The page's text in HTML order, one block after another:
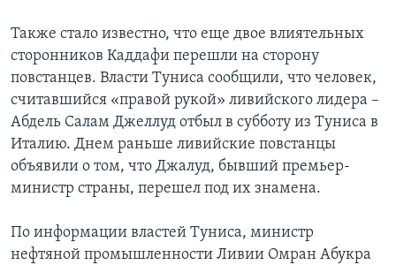
Также стало известно, что еще двое влиятельных
сторонников Каддафи перешли на сторону
повстанцев. Власти Туниса сообщили, что человек,
считавшийся «правой рукой» ливийского лидера –
Абдель Салам Джеллуд отбыл в субботу из Туниса в
Италию. Днем раньше ливийские повстанцы
объявили о том, что Джалуд, бывший премьер-
министр страны, перешел под их знамена.
По информации властей Туниса, министр
нефтяной промышленности Ливии Омран Абукра